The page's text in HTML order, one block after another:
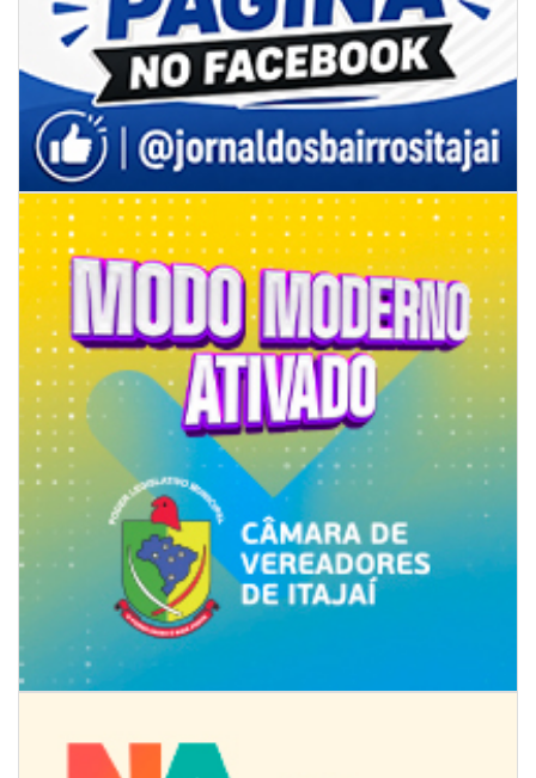
07/08/2026 | 07:00
Ambiental reforça descarte sustentável com envio de 330 quilos de
pilhas à logística reversa
GERAL
07/08/2026 | 07:00